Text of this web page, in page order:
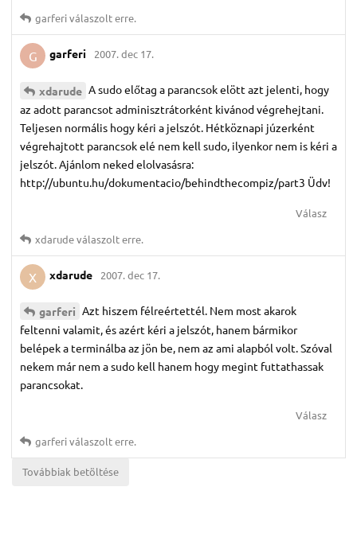
garferiválaszolt erre.
G garferi 2007. dec 17.
xdarude A sudo előtag a parancsok elött azt jelenti, hogy
az adott parancsot adminisztrátorként kivánod végrehejtani.
Teljesen normális hogy kéri a jelszót. Hétköznapi júzerként
végrehajtott parancsok elé nem kell sudo, ilyenkor nem is kéri a
jelszót. Ajánlom neked elolvasásra:
http://ubuntu.hu/dokumentacio/behindthecompiz/part3 Üdv!
Válasz
xdarudeválaszolt erre.
X xdarude 2007. dec 17.
garferi Azt hiszem félreértettél. Nem most akarok
feltenni valamit, és azért kéri a jelszót, hanem bármikor
belépek a terminálba az jön be, nem az ami alapból volt. Szóval
nekem már nem a sudo kell hanem hogy megint futtathassak
parancsokat.
Válasz
garferiválaszolt erre.
Továbbiak betöltése